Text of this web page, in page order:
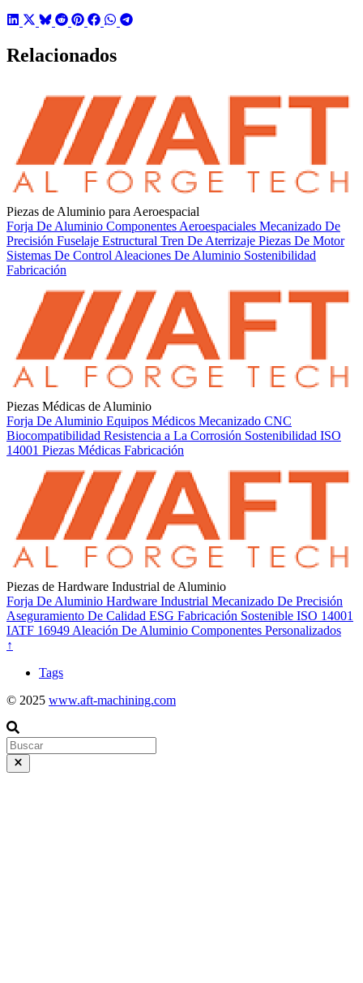
Relacionados
Piezas de Aluminio para Aeroespacial
Forja De Aluminio Componentes Aeroespaciales Mecanizado De
Precisión Fuselaje Estructural Tren De Aterrizaje Piezas De Motor
Sistemas De Control Aleaciones De Aluminio Sostenibilidad
Fabricación
Piezas Médicas de Aluminio
Forja De Aluminio Equipos Médicos Mecanizado CNC
Biocompatibilidad Resistencia a La Corrosión Sostenibilidad ISO
14001 Piezas Médicas Fabricación
Piezas de Hardware Industrial de Aluminio
Forja De Aluminio Hardware Industrial Mecanizado De Precisión
Aseguramiento De Calidad ESG Fabricación Sostenible ISO 14001
IATF 16949 Aleación De Aluminio Componentes Personalizados
↑
Tags
© 2025 www.aft-machining.com